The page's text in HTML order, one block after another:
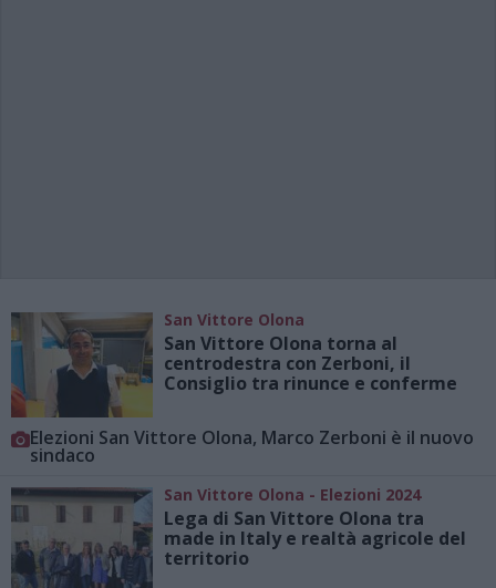
San Vittore Olona
San Vittore Olona torna al
centrodestra con Zerboni, il
Consiglio tra rinunce e conferme
Elezioni San Vittore Olona, Marco Zerboni è il nuovo
sindaco
San Vittore Olona - Elezioni 2024
Lega di San Vittore Olona tra
made in Italy e realtà agricole del
territorio